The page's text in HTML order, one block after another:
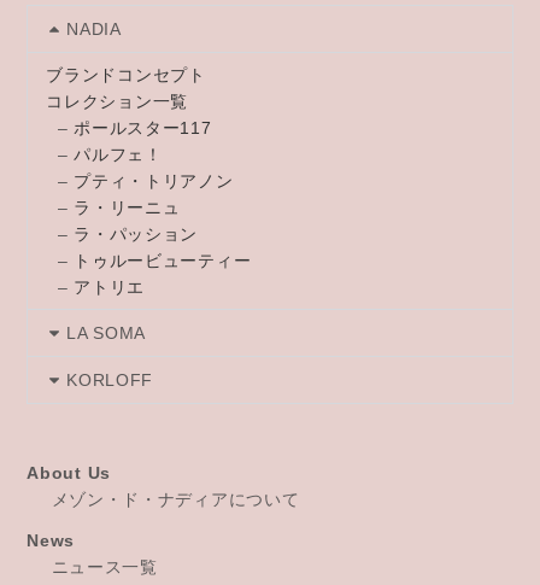
NADIA
ブランドコンセプト
コレクション一覧
– ポールスター117
–パルフェ！
– プティ・トリアノン
– ラ・リーニュ
– ラ・パッション
–
トゥルービューティー
– アトリエ
LA SOMA
KORLOFF
About Us
メゾン・ド・ナディアについて
News
ニュース一覧